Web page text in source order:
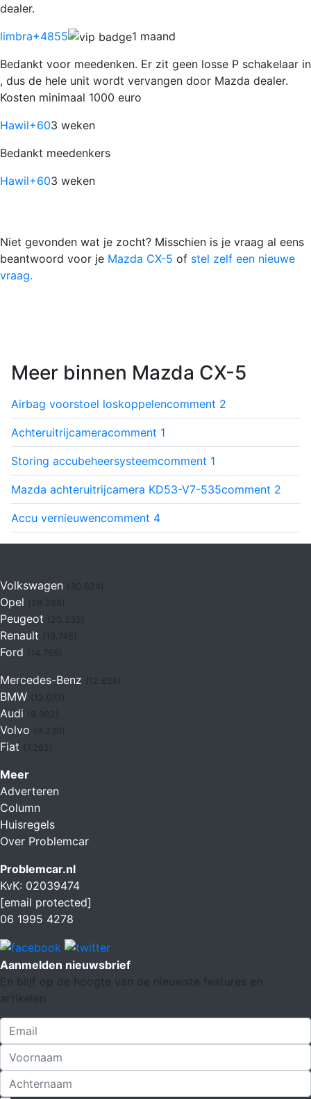
dealer.
limbra+4855
1 maand
Bedankt voor meedenken. Er zit geen losse P schakelaar in
, dus de hele unit wordt vervangen door Mazda dealer.
Kosten minimaal 1000 euro
Hawil+603 weken
Bedankt meedenkers
Hawil+603 weken
Niet gevonden wat je zocht? Misschien is je vraag al eens
beantwoord voor je Mazda CX-5 of stel zelf een nieuwe
vraag.
Meer binnen Mazda CX-5
Airbag voorstoel loskoppelencomment 2
Achteruitrijcameracomment 1
Storing accubeheersysteemcomment 1
Mazda achteruitrijcamera KD53-V7-535comment 2
Accu vernieuwencomment 4
Volkswagen (30.624)
Opel
Peugeot
Renault (19.746)
Ford (14.755)
Mercedes-Benz
BMW
Audi
Volvo
Fiat (7.262)
Meer
Adverteren
Column
Huisregels
Over Problemcar
Problemcar.nl
KvK: 02039474
[email protected]
06 1995 4278
Aanmelden nieuwsbrief
En blijf op de hoogte van de nieuwste features en
artikelen